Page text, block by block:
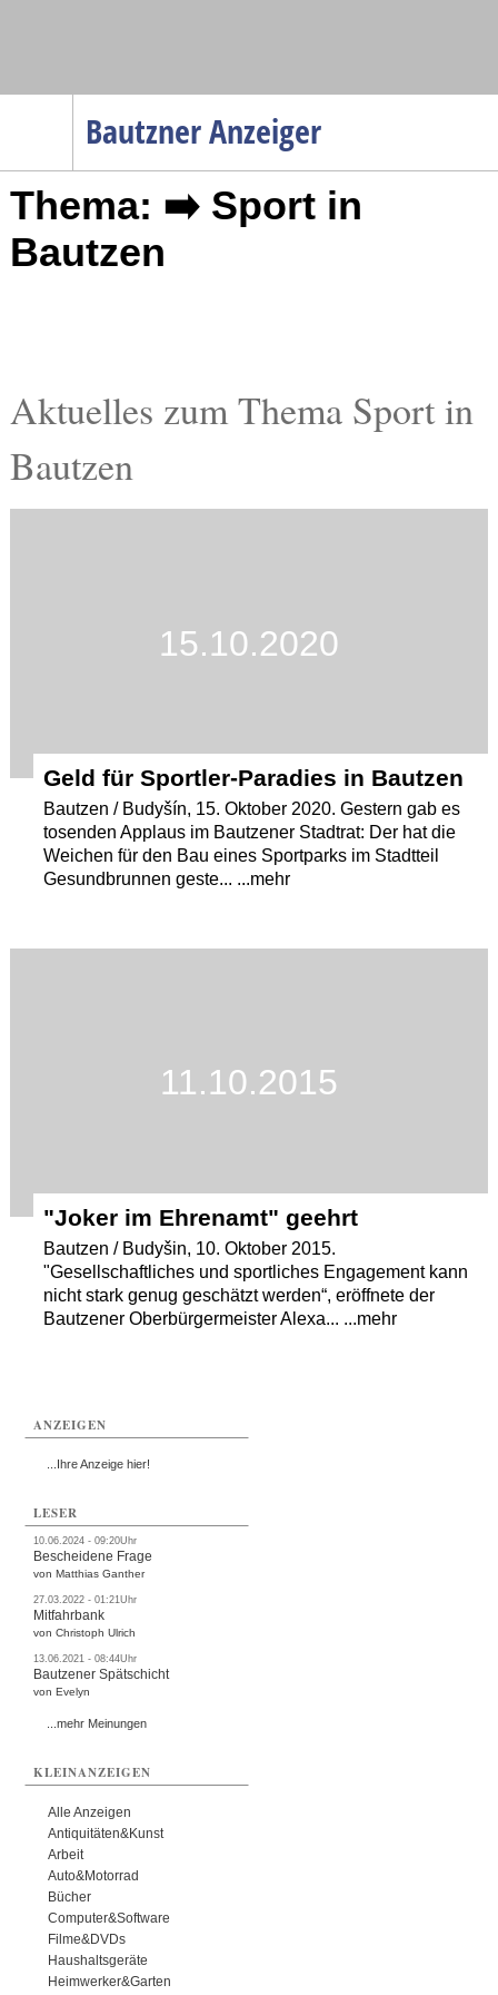
Bautzner Anzeiger
Menüpunkte
Startseite
Gesellschaft
Gesundheit
Kultur
Thema: ➡️ Sport in
Bautzen
Aktuelles zum Thema Sport in
Bautzen
15.10.2020
Geld für Sportler-Paradies in Bautzen
Bautzen / Budyšín, 15. Oktober 2020. Gestern gab es
tosenden Applaus im Bautzener Stadtrat: Der hat die
Weichen für den Bau eines Sportparks im Stadtteil
Gesundbrunnen geste... ...mehr
11.10.2015
"Joker im Ehrenamt" geehrt
Bautzen / Budyšin, 10. Oktober 2015.
"Gesellschaftliches und sportliches Engagement kann
nicht stark genug geschätzt werden“, eröffnete der
Bautzener Oberbürgermeister Alexa... ...mehr
ANZEIGEN
...Ihre Anzeige hier!
LESER
10.06.2024 - 09:20Uhr
Bescheidene Frage
von Matthias Ganther
27.03.2022 - 01:21Uhr
Mitfahrbank
von Christoph Ulrich
13.06.2021 - 08:44Uhr
Bautzener Spätschicht
von Evelyn
...mehr Meinungen
KLEINANZEIGEN
Alle Anzeigen
Antiquitäten&Kunst
Arbeit
Auto&Motorrad
Bücher
Computer&Software
Filme&DVDs
Haushaltsgeräte
Heimwerker&Garten